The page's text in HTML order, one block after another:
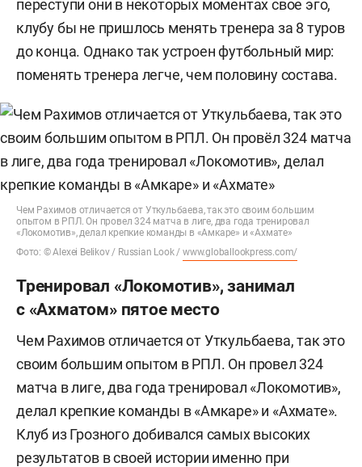
переступи они в некоторых моментах свое эго,
клубу бы не пришлось менять тренера за 8 туров
до конца. Однако так устроен футбольный мир:
поменять тренера легче, чем половину состава.
Чем Рахимов отличается от Уткульбаева, так это своим большим
опытом в РПЛ. Он провел 324 матча в лиге, два года тренировал
«Локомотив», делал крепкие команды в «Амкаре» и «Ахмате»
Фото: © Alexei Belikov / Russian Look /www.globallookpress.com/
Тренировал «Локомотив», занимал
с «Ахматом» пятое место
Чем Рахимов отличается от Уткульбаева, так это
своим большим опытом в РПЛ. Он провел 324
матча в лиге, два года тренировал «Локомотив»,
делал крепкие команды в «Амкаре» и «Ахмате».
Клуб из Грозного добивался самых высоких
результатов в своей истории именно при